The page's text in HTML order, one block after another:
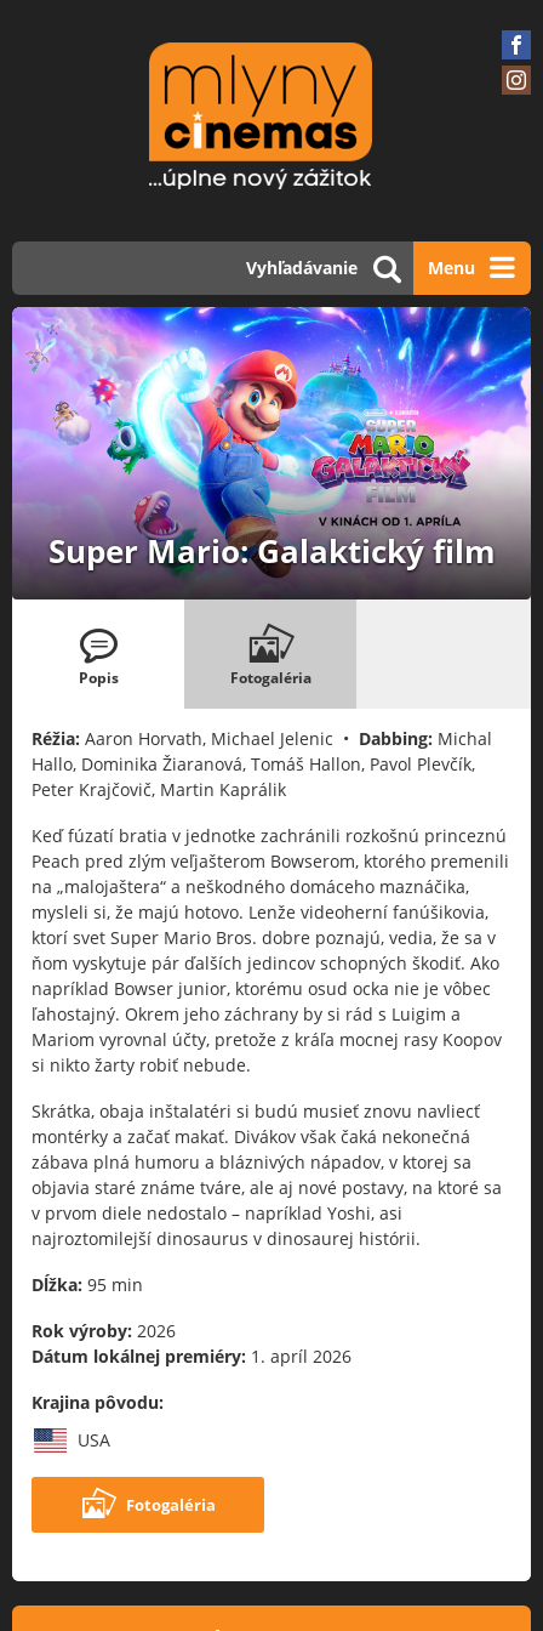
Menu
Vyhľadávanie
Super Mario: Galaktický film
Popis Fotogaléria
Réžia: Aaron Horvath, Michael Jelenic • Dabbing: Michal
Hallo, Dominika Žiaranová, Tomáš Hallon, Pavol Plevčík,
Peter Krajčovič, Martin Kaprálik
Keď fúzatí bratia v jednotke zachránili rozkošnú princeznú
Peach pred zlým veľjašterom Bowserom, ktorého premenili
na „malojaštera“ a neškodného domáceho maznáčika,
mysleli si, že majú hotovo. Lenže videoherní fanúšikovia,
ktorí svet Super Mario Bros. dobre poznajú, vedia, že sa v
ňom vyskytuje pár ďalších jedincov schopných škodiť. Ako
napríklad Bowser junior, ktorému osud ocka nie je vôbec
ľahostajný. Okrem jeho záchrany by si rád s Luigim a
Mariom vyrovnal účty, pretože z kráľa mocnej rasy Koopov
si nikto žarty robiť nebude.
Skrátka, obaja inštalatéri si budú musieť znovu navliecť
montérky a začať makať. Divákov však čaká nekonečná
zábava plná humoru a bláznivých nápadov, v ktorej sa
objavia staré známe tváre, ale aj nové postavy, na ktoré sa
v prvom diele nedostalo – napríklad Yoshi, asi
najroztomilejší dinosaurus v dinosaurej histórii.
Dĺžka: 95 min
Rok výroby: 2026
Dátum lokálnej premiéry: 1. apríl 2026
Krajina pôvodu:
USA
Fotogaléria